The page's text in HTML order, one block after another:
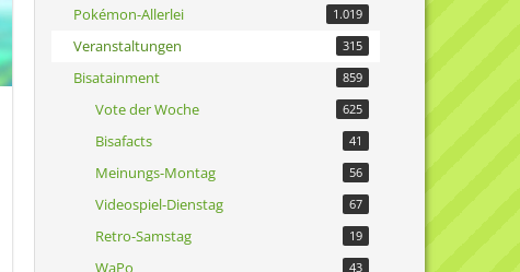
Pokémon-Allerlei 1.019
Veranstaltungen 315
Bisatainment 859
Vote der Woche 625
Bisafacts 41
Meinungs-Montag 56
Videospiel-Dienstag 67
Retro-Samstag 19
WaPo 43